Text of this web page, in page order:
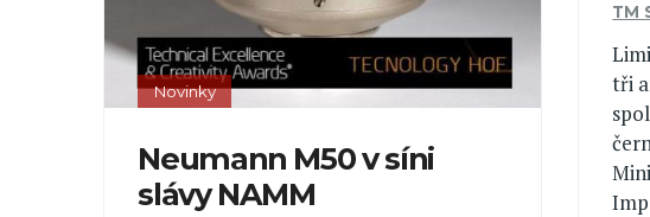
Novinky
Neumann M50 v síni
slávy NAMM
TM
tři